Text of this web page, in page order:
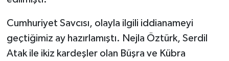
Cumhuriyet Savcısı, olayla ilgili iddianameyi
geçtiğimiz ay hazırlamıştı. Nejla Öztürk, Serdil
Atak ile ikiz kardeşler olan Büşra ve Kübra